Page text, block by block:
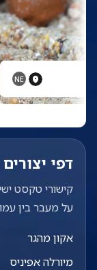
NE
דפי
קישורי טקסט
על מעבר בין
אקון מהגר
מיורלה אפיניס